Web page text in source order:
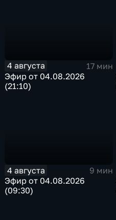
4 августа
17 мин
Эфир от 04.08.2026
(21:10)
4 августа
9 мин
Эфир от 04.08.2026
(09:30)